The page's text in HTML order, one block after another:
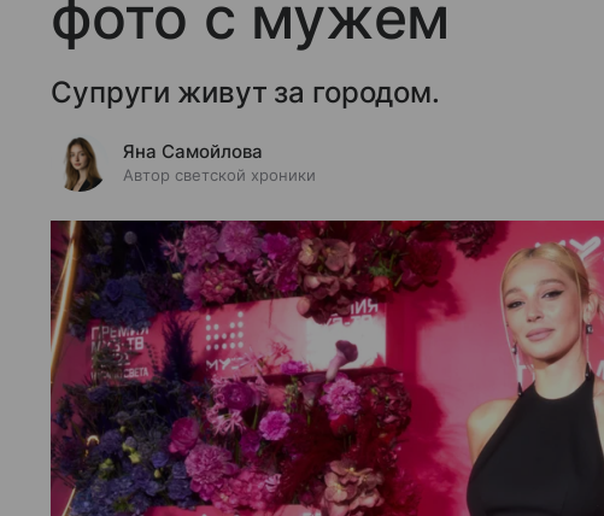
фото с мужем
Супруги живут за городом.
Яна Самойлова
Автор светской хроники